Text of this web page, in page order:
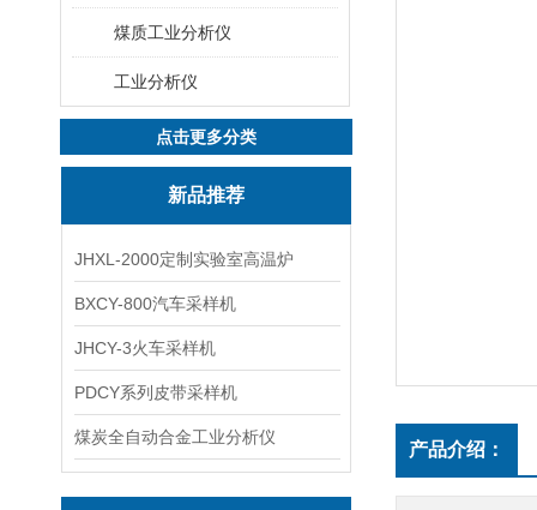
煤质工业分析仪
工业分析仪
点击更多分类
新品推荐
JHXL-2000定制实验室高温炉
BXCY-800汽车采样机
JHCY-3火车采样机
PDCY系列皮带采样机
煤炭全自动合金工业分析仪
产品介绍：